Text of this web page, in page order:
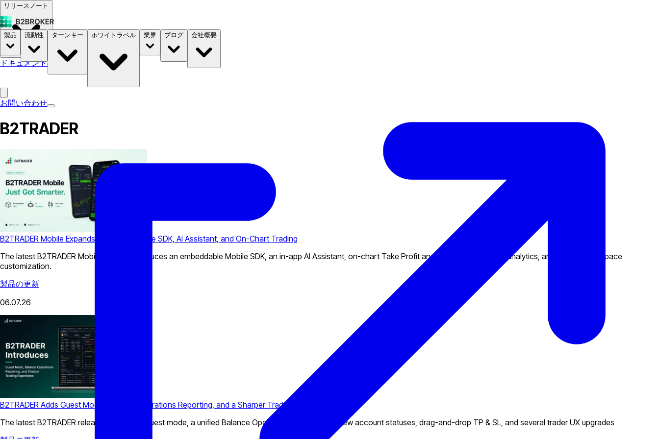
リリースノート
ドキュメント料金 B2STORE
製品 流動性 ターンキー ホワイトラベル 業界 ブログ 会社概要
お問い合わせ
B2TRADER
B2TRADER Mobile Expands with Embeddable SDK, AI Assistant, and On-Chart Trading
The latest B2TRADER Mobile release introduces an embeddable Mobile SDK, an in-app AI Assistant, on-chart Take Profit and Stop Loss, account analytics, and deeper workspace
customization.
製品の更新
06.07.26
B2TRADER Adds Guest Mode, Balance Operations Reporting, and a Sharper Trader Experience
The latest B2TRADER release introduces Guest mode, a unified Balance Operations report, three new account statuses, drag-and-drop TP & SL, and several trader UX upgrades